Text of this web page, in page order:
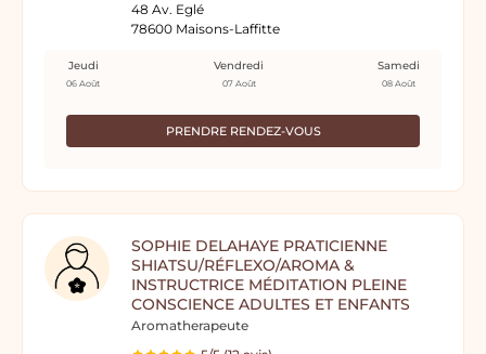
48 Av. Eglé
78600 Maisons-Laffitte
PRENDRE RENDEZ-VOUS
Jeudi
06 Août
Vendredi
07 Août
Samedi
08 Août
SOPHIE DELAHAYE PRATICIENNE
SHIATSU/RÉFLEXO/AROMA &
INSTRUCTRICE MÉDITATION PLEINE
CONSCIENCE ADULTES ET ENFANTS
Aromatherapeute